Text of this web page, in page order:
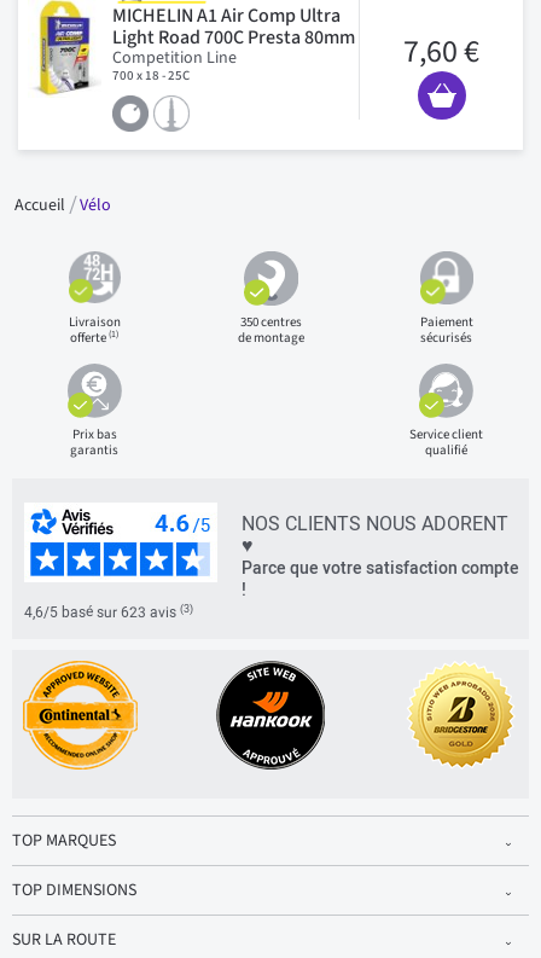
MICHELIN A1 Air Comp Ultra
Light Road 700C Presta 80mm
Competition Line
700 x 18 - 25C
7,60 €
Accueil Vélo
Livraison
offerte(1)
350 centres
de montage
Paiement
sécurisés
Prix bas
garantis
Service client
qualifié
NOS CLIENTS NOUS ADORENT
♥
Parce que votre satisfaction compte
!
4,6/5 basé sur 623 avis (3)
TOP MARQUES
TOP DIMENSIONS
SUR LA ROUTE